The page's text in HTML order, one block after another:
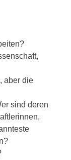
aber die
sind deren